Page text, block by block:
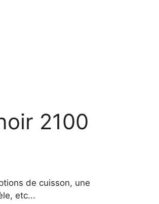
2100
de cuisson, une
etc...